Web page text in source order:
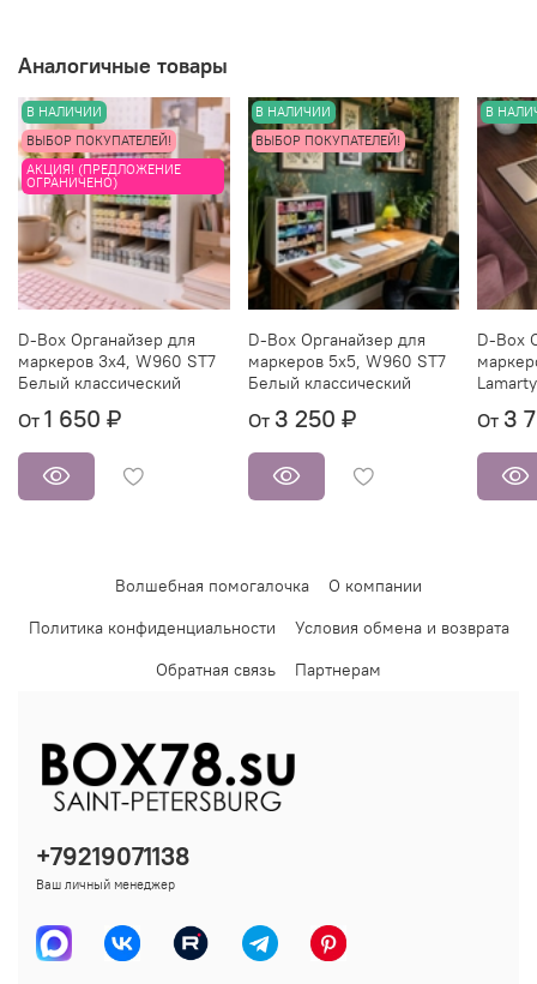
Аналогичные товары
В НАЛИЧИИ
ВЫБОР ПОКУПАТЕЛЕЙ!
АКЦИЯ! (ПРЕДЛОЖЕНИЕ
ОГРАНИЧЕНО)
D-Box Органайзер для
маркеров 3х4, W960 ST7
Белый классический
От 1 650 ₽
В НАЛИЧИИ
ВЫБОР ПОКУПАТЕЛЕЙ!
D-Box Органайзер для
маркеров 5х5, W960 ST7
Белый классический
От 3 250 ₽
В
D-Box
Lamarty
От 3
Волшебная помогалочка
О компании
Политика конфиденциальности
Условия обмена и возврата
Обратная связь
Партнерам
+79219071138
Ваш личный менеджер